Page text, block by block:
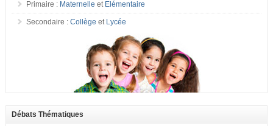
Primaire : Maternelle et Elémentaire
Secondaire : Collège et Lycée
Débats Thématiques